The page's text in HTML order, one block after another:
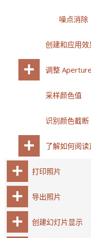
噪点消除
创建和应用效
调整
采样颜色值
识别颜色截断
了解如何阅读
打印照片
导出照片
创建幻灯片显示